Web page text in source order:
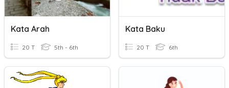
Kata Arah
20 T 5th - 6th
Kata Baku
20 T 6th